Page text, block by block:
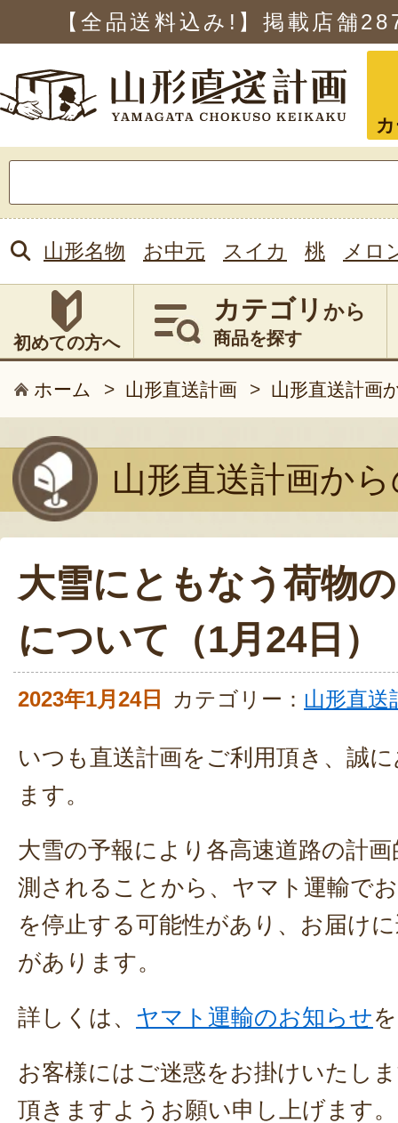
【全品送料込み!】掲載店舗
索:
山形名物 お中元 スイカ 桃 メロ
初めての方へ
カテゴリ から
商品を探す
ホーム > 山形直送計画 > 山形直送計画
山形直送計画か
大雪にともなう荷物
について（1月24日）
2023年1月24日 カテゴリー： 山形直
いつも直送計画をご利用頂き、誠
ます。
大雪の予報により各高速道路の計
測されることから、ヤマト運輸で
を停止する可能性があり、お届け
があります。
詳しくは、 ヤマト運輸のお知らせ
お客様にはご迷惑をお掛けいたし
頂きますようお願い申し上げます。